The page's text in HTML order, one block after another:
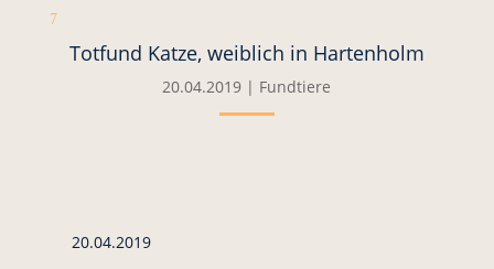
7
Totfund Katze, weiblich in Hartenholm
20.04.2019 | Fundtiere
20.04.2019